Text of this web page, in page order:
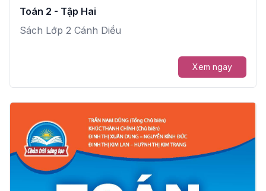
Toán 2 - Tập Hai
Sách Lớp 2 Cánh Diều
Xem ngay